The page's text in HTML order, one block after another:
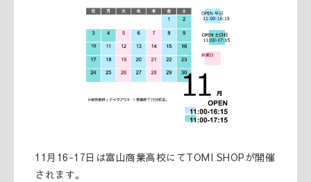
11月16-17日は富山商業高校にてTOMI SHOPが開催
されます。